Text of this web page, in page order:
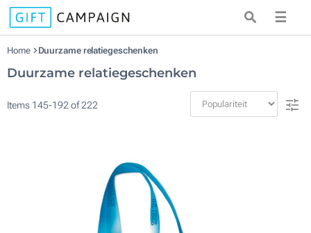
☰
Home Duurzame relatiegeschenken
Duurzame relatiegeschenken
Items 145-192 of222